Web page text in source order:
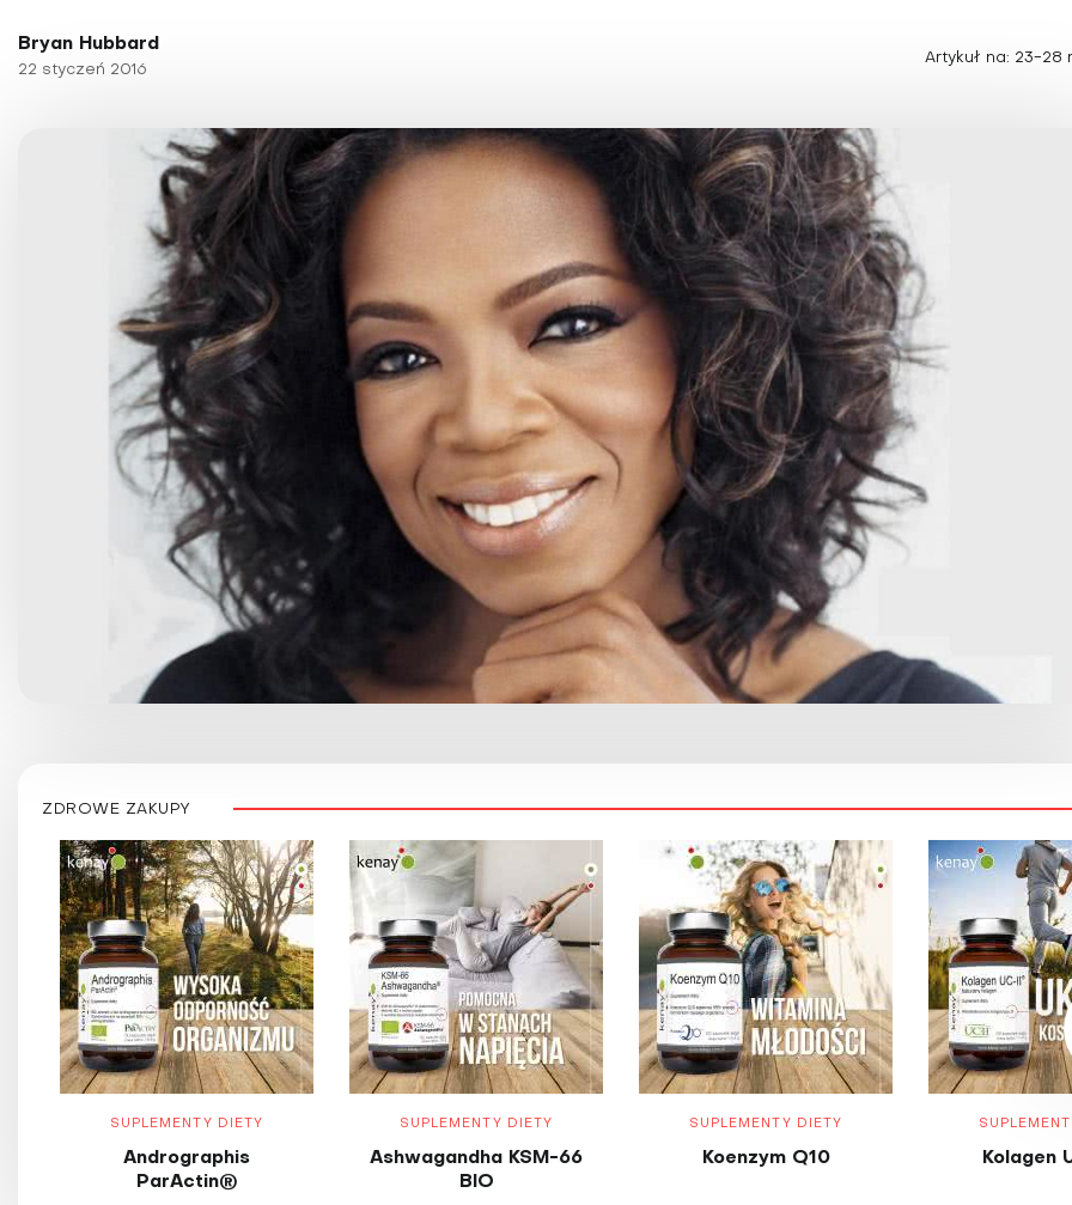
Odporność
Bryan Hubbard
22 styczeń 2016
Artykuł na: 23-28
ZDROWE ZAKUPY
SUPLEMENTY DIETY
Andrographis
ParActin®
SUPLEMENTY DIETY
Ashwagandha KSM-66
BIO
SUPLEMENTY DIETY
Koenzym Q10 Kolagen